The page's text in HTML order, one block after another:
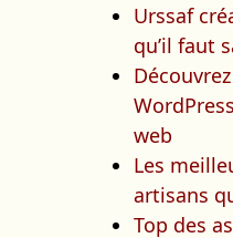
Urssaf
qu’il faut
web
Les
artisans
Top des